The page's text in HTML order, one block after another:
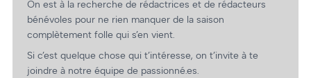
On est à la recherche de rédactrices et de rédacteurs
bénévoles pour ne rien manquer de la saison
complètement folle qui s’en vient.
Si c’est quelque chose qui t’intéresse, on t’invite à te
joindre à notre équipe de passionné.es.